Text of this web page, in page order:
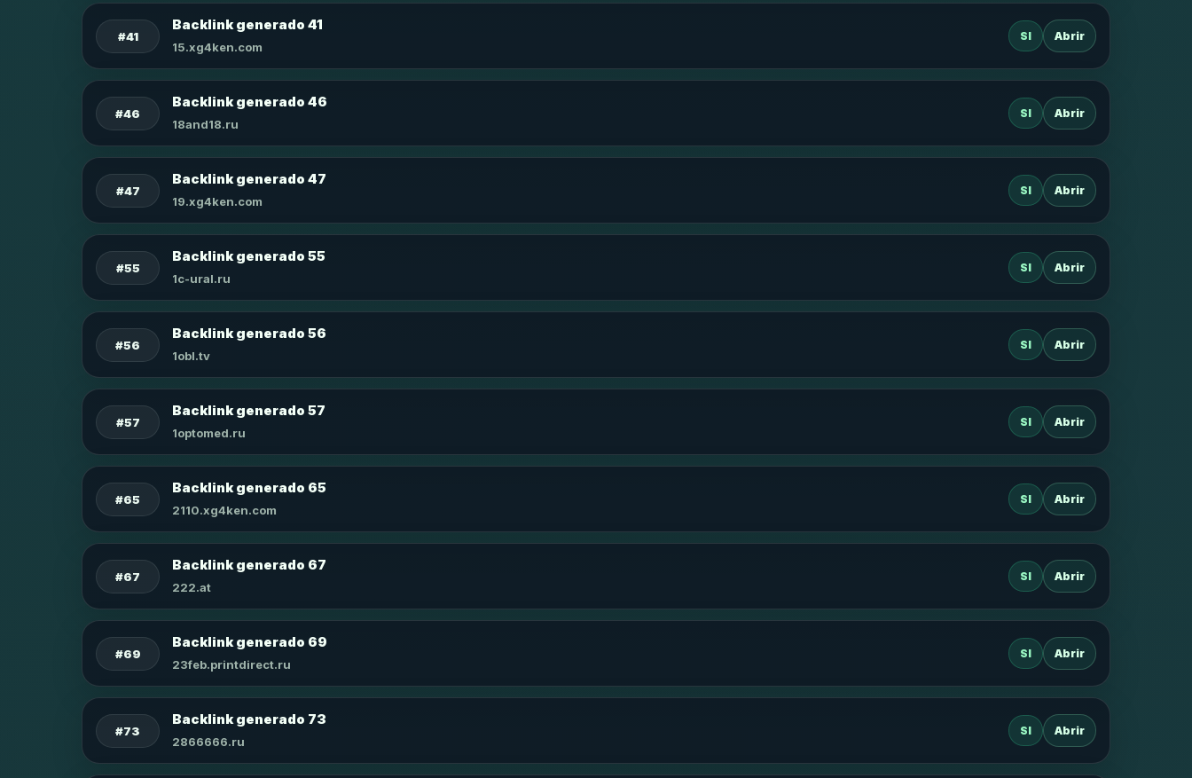
#41
Backlink generado 41
15.xg4ken.com
SI Abrir
#46
Backlink generado 46
18and18.ru
SI Abrir
#47
Backlink generado 47
19.xg4ken.com
SI Abrir
#55
Backlink generado 55
1c-ural.ru
SI Abrir
#56
Backlink generado 56
1obl.tv
SI Abrir
#57
Backlink generado 57
1optomed.ru
SI Abrir
#65
Backlink generado 65
2110.xg4ken.com
SI Abrir
#67
Backlink generado 67
222.at
SI Abrir
#69
Backlink generado 69
23feb.printdirect.ru
SI Abrir
#73
Backlink generado 73
2866666.ru
SI Abrir